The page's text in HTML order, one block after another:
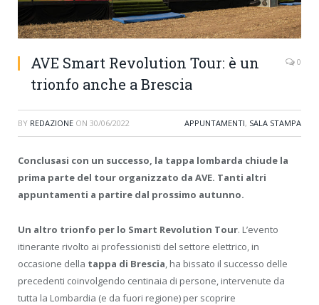
AVE Smart Revolution Tour: è un
trionfo anche a Brescia
0
BY REDAZIONE ON 30/06/2022 APPUNTAMENTI, SALA STAMPA
Conclusasi con un successo, la tappa lombarda chiude la
prima parte del tour organizzato da AVE. Tanti altri
appuntamenti a partire dal prossimo autunno.
Un altro trionfo per lo Smart Revolution Tour. L’evento
itinerante rivolto ai professionisti del settore elettrico, in
occasione della tappa di Brescia, ha bissato il successo delle
precedenti coinvolgendo centinaia di persone, intervenute da
tutta la Lombardia (e da fuori regione) per scoprire